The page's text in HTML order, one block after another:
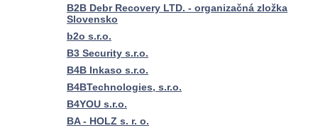
B2B Debr Recovery LTD. - organizačná zložka
Slovensko
b2o s.r.o.
B3 Security s.r.o.
B4B Inkaso s.r.o.
B4BTechnologies, s.r.o.
B4YOU s.r.o.
BA - HOLZ s. r. o.